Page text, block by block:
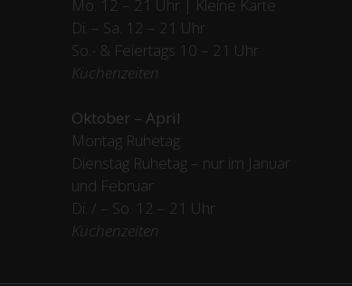
Mo. 12 – 21 Uhr | Kleine Karte
Di. – Sa. 12 – 21 Uhr
So.- & Feiertags 10 – 21 Uhr
Küchenzeiten
Oktober – April
Montag Ruhetag
Dienstag Ruhetag – nur im Januar
und Februar
Di. / – So. 12 – 21 Uhr
Küchenzeiten